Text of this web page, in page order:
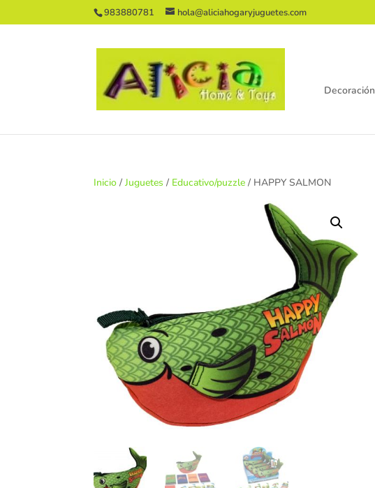
983880781 hola@aliciahogaryjuguetes.com
Decoración
Inicio /Juguetes / Educativo/puzzle / HAPPY SALMON